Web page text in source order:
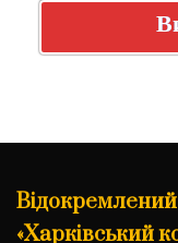
Відокремлений
«Харківський